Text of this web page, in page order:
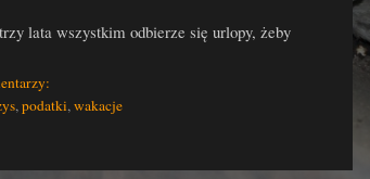
lata wszystkim odbierze się urlopy, żeby
,podatki,wakacje